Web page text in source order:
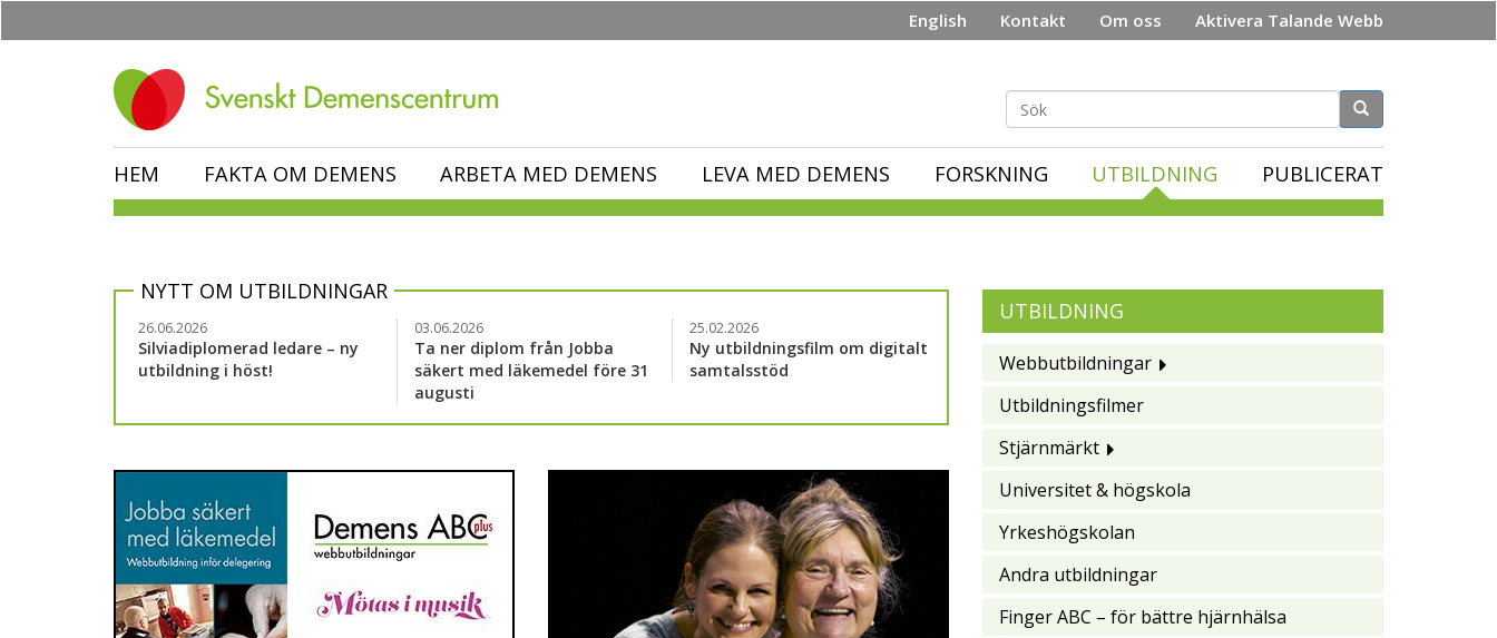
English Kontakt Om oss Aktivera Talande Webb
Sökformulär
HEM FAKTA OM DEMENS ARBETA MED DEMENS LEVA MED DEMENS FORSKNING UTBILDNING PUBLICERAT
NYTT OM UTBILDNINGAR
26.06.2026
Silviadiplomerad ledare – ny
utbildning i höst!
03.06.2026
Ta ner diplom från Jobba
säkert med läkemedel före 31
augusti
25.02.2026
Ny utbildningsfilm om digitalt
samtalsstöd
UTBILDNING
Webbutbildningar
Utbildningsfilmer
Stjärnmärkt
Universitet & högskola
Yrkeshögskolan
Andra utbildningar
Finger ABC – för bättre hjärnhälsa